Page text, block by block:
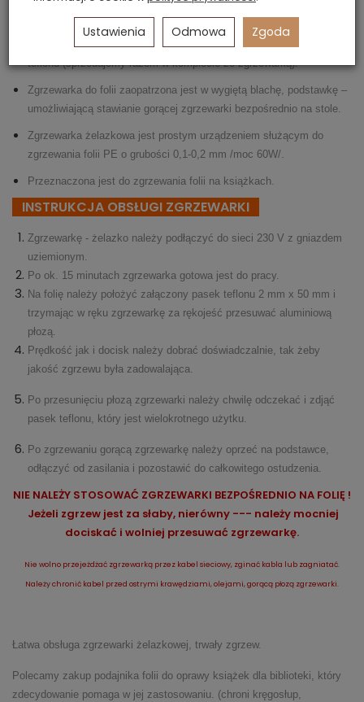
Konieczne jest dokonywanie zgrzewu folii do książek poprzez pasek
teflonu (sprzedajemy razem w komplecie ze zgrzewarką).
Zgrzewarka do folii zaopatrzona jest w wygiętą blachę, podstawkę –
umożliwiającą stawianie gorącej zgrzewarki bezpośrednio na stole.
Zgrzewarka żelazkowa jest prostym urządzeniem służącym do
zgrzewania folii PE o grubości 0,1-0,2 mm /moc 60W/.
Przeznaczona jest do zgrzewania folii na książkach.
INSTRUKCJA OBSŁUGI ZGRZEWARKI
Zgrzewarkę - żelazko należy podłączyć do sieci 230 V z gniazdem
uziemionym.
Po ok. 15 minutach zgrzewarka gotowa jest do pracy.
Na folię należy położyć załączony pasek teflonu 2 mm x 50 mm i
trzymając w ręku zgrzewarkę za rękojeść przesuwać aluminiową
płozą.
Prędkość jak i docisk należy dobrać doświadczalnie, tak żeby
jakość zgrzewu była zadowalająca.
Po przesunięciu płozą zgrzewarki należy chwilę odczekać i zdjąć
pasek teflonu, który jest wielokrotnego użytku.
Po zgrzewaniu gorącą zgrzewarkę należy oprzeć na podstawce,
odłączyć od zasilania i pozostawić do całkowitego ostudzenia.
NIE NALEŻY STOSOWAĆ ZGRZEWARKI BEZPOŚREDNIO NA FOLIĘ !
Jeżeli zgrzew jest za słaby, nierówny --- należy mocniej
dociskać i wolniej przesuwać zgrzewarkę.
Nie wolno przejeżdżać zgrzewarką przez kabel sieciowy, zginać kabla lub zagniatać.
Należy chronić kabel przed ostrymi krawędziami, olejami, gorącą płozą zgrzewarki.
Łatwa obsługa zgrzewarki żelazkowej, trwały zgrzew.
Polecamy zakup podajnika folii do oprawy książek dla biblioteki, który
zdecydowanie pomaga w jej zastosowaniu. (chroni kręgosłup,
Ustawienia Odmowa Zgoda